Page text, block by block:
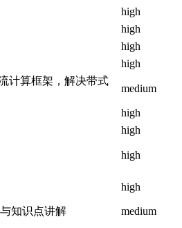
high
high
high
high
计算框架，解决带式
medium
high
high
high
high
知识点讲解
medium